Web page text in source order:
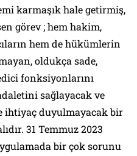
karmaşık hale getirmiş,
görev ; hem hakim,
hem de hükümlerin
oldukça sade,
fonksiyonlarını
sağlayacak ve
ihtiyaç duyulmayacak bir
31 Temmuz 2023
bir çok sorunu